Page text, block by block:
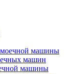
машины
машин
машины